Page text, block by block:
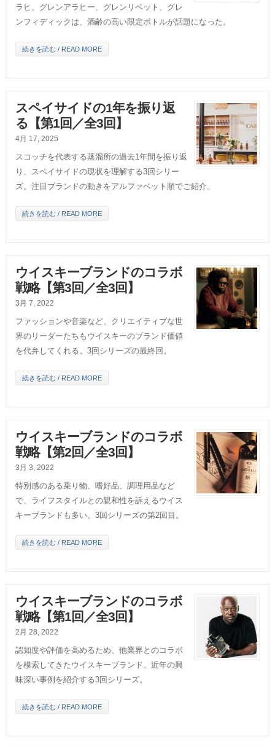
ラヒ、グレンアラヒー、グレンリベット、グレ
ンフィディックは、酒齢の高い限定ボトルが話題になった。
続きを読む / READ MORE
スペイサイドの1年を振り返
る【第1回／全3回】
4月 17, 2025
スコッチを代表する蒸溜所の過去1年間を振り返
り、スペイサイドの現状を理解する3回シリー
ズ。注目ブランドの動きをアルファベット順でご紹介。
続きを読む / READ MORE
ウイスキーブランドのコラボ
戦略【第3回／全3回】
3月 7, 2022
ファッションや音楽など、クリエイティブな世
界のリーダーたちもウイスキーのブランド価値
を代弁してくれる。3回シリーズの最終回。
続きを読む / READ MORE
ウイスキーブランドのコラボ
戦略【第2回／全3回】
3月 3, 2022
特別感のある乗り物、嗜好品、調理用品など
で、ライフスタイルとの親和性を訴えるウイス
キーブランドも多い。3回シリーズの第2回目。
続きを読む / READ MORE
ウイスキーブランドのコラボ
戦略【第1回／全3回】
2月 28, 2022
認知度や評価を高めるため、他業界とのコラボ
を模索してきたウイスキーブランド。近年の興
味深い事例を紹介する3回シリーズ。
続きを読む / READ MORE